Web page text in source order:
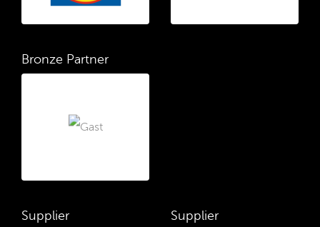
Bronze Partner
Supplier Supplier